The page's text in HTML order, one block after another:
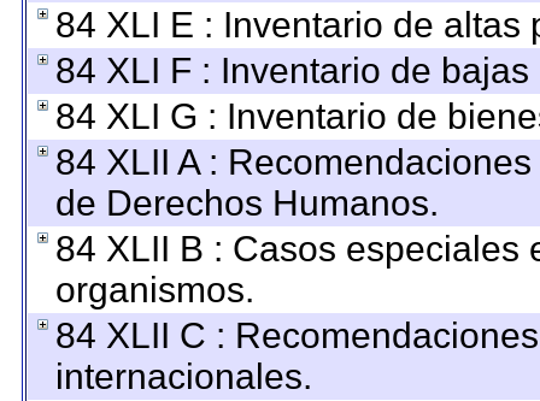
84 XLI E : Inventario de
84 XLI F : Inventario de
84 XLI G : Inventario de
84 XLII A :
de Derechos Humanos.
84 XLII B : Casos especiales
organismos.
84 XLII C :
internacionales.